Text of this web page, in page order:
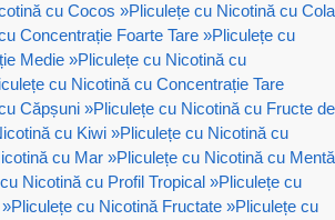
cu Cocos »Pliculețe cu Nicotină cu Cola
Concentrație Foarte Tare »Pliculețe cu
Medie »Pliculețe cu Nicotină cu
cu Nicotină cu Concentrație Tare
Căpșuni »Pliculețe cu Nicotină cu Fructe de
cu Kiwi »Pliculețe cu Nicotină cu
cu Mar »Pliculețe cu Nicotină cu Mentă
Nicotină cu Profil Tropical »Pliculețe cu
»Pliculețe cu Nicotină Fructate »Pliculețe cu